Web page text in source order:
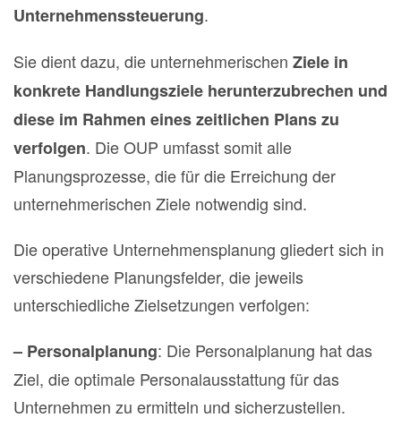
Unternehmenssteuerung.
Sie dient dazu, die unternehmerischen Ziele in
konkrete Handlungsziele herunterzubrechen und
diese im Rahmen eines zeitlichen Plans zu
verfolgen. Die OUP umfasst somit alle
Planungsprozesse, die für die Erreichung der
unternehmerischen Ziele notwendig sind.
Die operative Unternehmensplanung gliedert sich in
verschiedene Planungsfelder, die jeweils
unterschiedliche Zielsetzungen verfolgen:
– Personalplanung: Die Personalplanung hat das
Ziel, die optimale Personalausstattung für das
Unternehmen zu ermitteln und sicherzustellen.